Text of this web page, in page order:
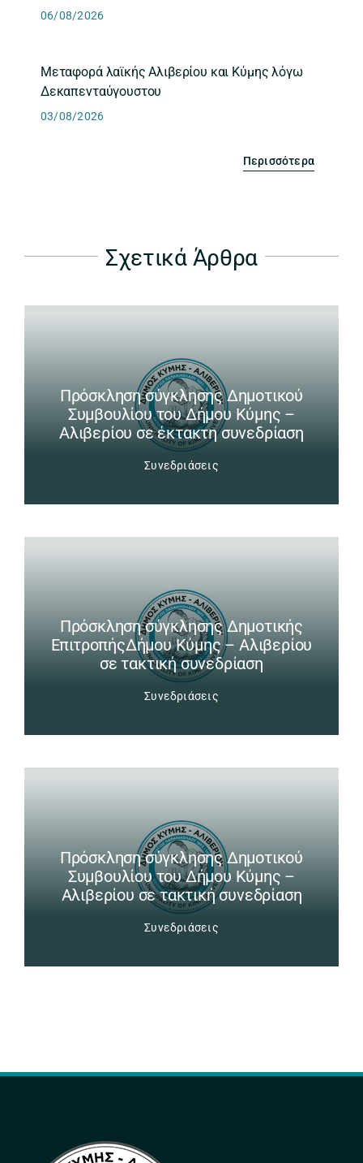
06/08/2026
Μεταφορά λαϊκής Αλιβερίου και Κύμης λόγω
Δεκαπενταύγουστου
03/08/2026
Περισσότερα
Σχετικά Άρθρα
Πρόσκληση σύγκλησης Δημοτικού
Συμβουλίου του Δήμου Κύμης –
Αλιβερίου σε έκτακτη συνεδρίαση
Συνεδριάσεις
Πρόσκληση σύγκλησης Δημοτικής
ΕπιτροπήςΔήμου Κύμης – Αλιβερίου
σε τακτική συνεδρίαση
Συνεδριάσεις
Πρόσκληση σύγκλησης Δημοτικού
Συμβουλίου του Δήμου Κύμης –
Αλιβερίου σε τακτική συνεδρίαση
Συνεδριάσεις